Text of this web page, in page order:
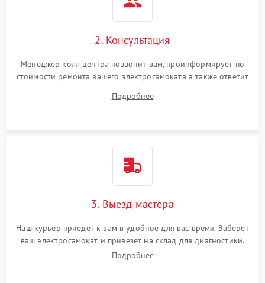
2. Консультация
Менеджер колл центра позвонит вам, проинформирует по
стоимости ремонта вашего электросамоката а также ответит
Подробнее
3. Выезд мастера
Наш курьер приедет к вам в удобное для вас время. Заберет
ваш электросамокат и привезет на склад для диагностики.
Подробнее